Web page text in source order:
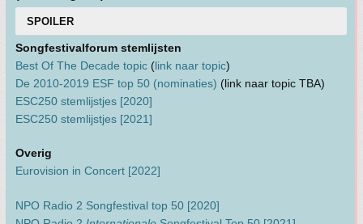
SPOILER
Songfestivalforum stemlijsten
Best Of The Decade topic (link naar topic)
De 2010-2019 ESF top 50 (nominaties) (link naar topic TBA)
ESC250 stemlijstjes [2020]
ESC250 stemlijstjes [2021]
Overig
Eurovision in Concert [2022]
NPO Radio 2 Songfestival top 50 [2020]